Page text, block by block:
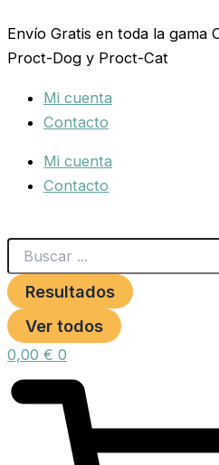
al
contenido
Envío Gratis en toda la gama
Proct-Dog y Proct-Cat
Mi cuenta
Contacto
Mi cuenta
Contacto
...
Resultados
Ver todos
0,00 € 0
PELO
BLANCO
5
PETNATURA
cantidad